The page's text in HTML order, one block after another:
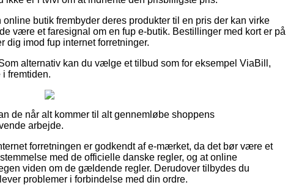
butik frembyder deres produkter til en pris der kan virke
være et faresignal om en fup e-butik. Bestillinger med kort er på
dig imod fup internet forretninger.
alternativ kan du vælge et tilbud som for eksempel ViaBill,
fremtiden.
de når alt kommer til alt gennemløbe shoppens
arbejde.
forretningen er godkendt af e-mærket, da det bør være et
med de officielle danske regler, og at online
viden om de gældende regler. Derudover tilbydes du
problemer i forbindelse med din ordre.